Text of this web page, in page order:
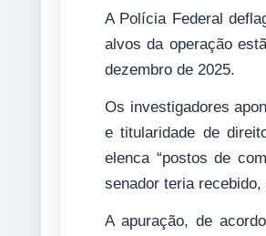
A Polícia Federal
alvos da operação
dezembro de 2025.
Os investigadores
e titularidade de
elenca “postos de
senador teria
A apuração, de